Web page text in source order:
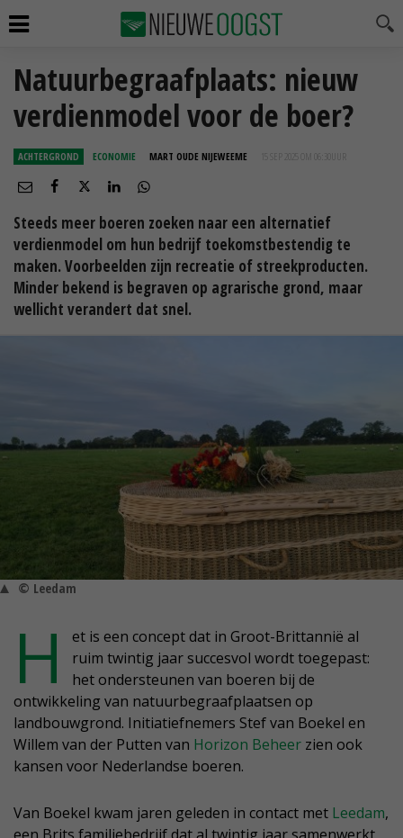
Natuurbegraafplaats: nieuw
verdienmodel voor de boer?
ACHTERGROND ECONOMIE MART OUDE NIJEWEEME 15 SEP 2025 OM 06:30
Steeds meer boeren zoeken naar een alternatief
verdienmodel om hun bedrijf toekomstbestendig te
maken. Voorbeelden zijn recreatie of streekproducten.
Minder bekend is begraven op agrarische grond, maar
wellicht verandert dat snel.
© Leedam
H
et is een concept dat in Groot-Brittannië al
ruim twintig jaar succesvol wordt toegepast:
het ondersteunen van boeren bij de
ontwikkeling van natuurbegraafplaatsen op
landbouwgrond. Initiatiefnemers Stef van Boekel en
Willem van der Putten van Horizon Beheer zien ook
kansen voor Nederlandse boeren.
Van Boekel kwam jaren geleden in contact met Leedam,